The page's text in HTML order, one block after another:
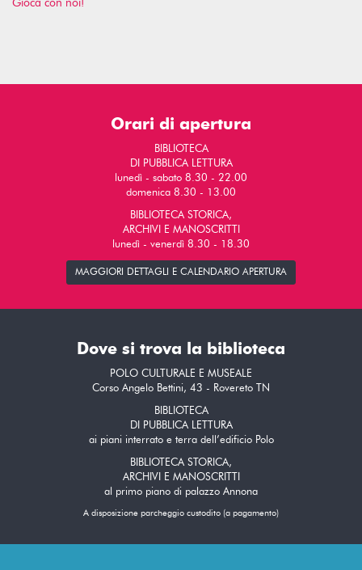
Gioca con noi!
Orari di apertura
BIBLIOTECA
DI PUBBLICA LETTURA
lunedì - sabato 8.30 - 22.00
domenica 8.30 - 13.00
BIBLIOTECA STORICA,
ARCHIVI E MANOSCRITTI
lunedì - venerdì 8.30 - 18.30
MAGGIORI DETTAGLI E CALENDARIO APERTURA
Dove si trova la biblioteca
POLO CULTURALE E MUSEALE
Corso Angelo Bettini, 43 - Rovereto TN
BIBLIOTECA
DI PUBBLICA LETTURA
ai piani interrato e terra dell’edificio Polo
BIBLIOTECA STORICA,
ARCHIVI E MANOSCRITTI
al primo piano di palazzo Annona
A disposizione parcheggio custodito (a pagamento)